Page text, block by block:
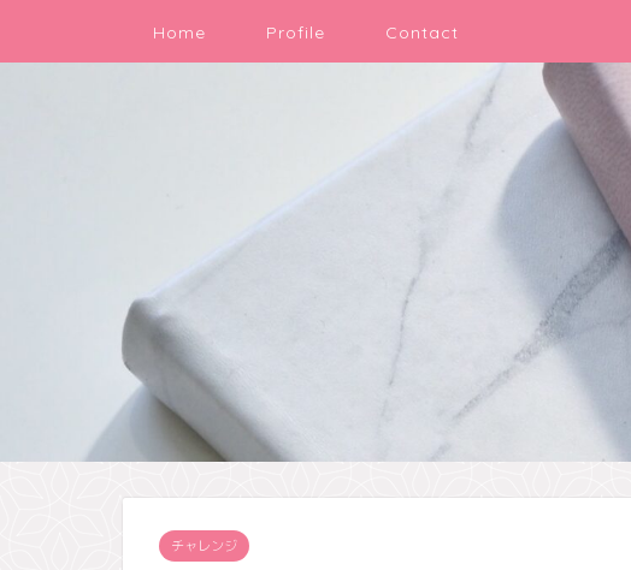
Home Profile Contact
チャレンジ